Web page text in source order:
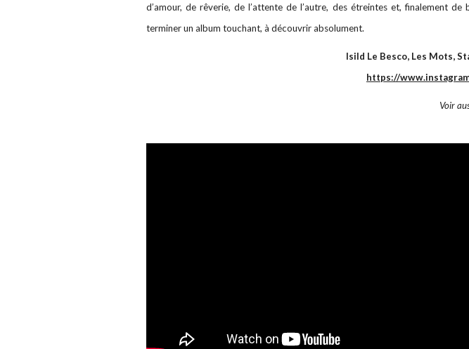
d’amour, de rêverie, de l’attente de l’autre, des étreintes et, finalement de
terminer un album touchant, à découvrir absolument.
Isild Le Besco, Les Mots,
https://
Voir